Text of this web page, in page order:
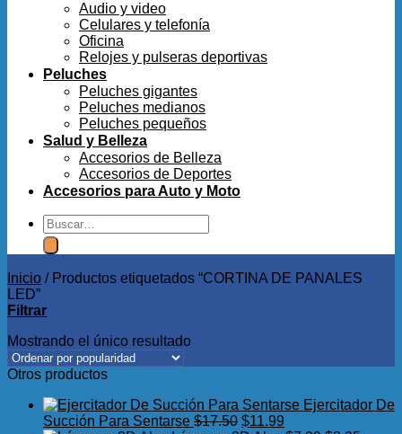
Audio y video
Celulares y telefonía
Oficina
Relojes y pulseras deportivas
Peluches
Peluches gigantes
Peluches medianos
Peluches pequeños
Salud y Belleza
Accesorios de Belleza
Accesorios de Deportes
Accesorios para Auto y Moto
Buscar
por:
Inicio /Productos etiquetados “CORTINA DE PANALES
LED”
Filtrar
Mostrando el único resultado
Otros productos
Ejercitador De
Succión Para Sentarse $17.50 El
$11.99